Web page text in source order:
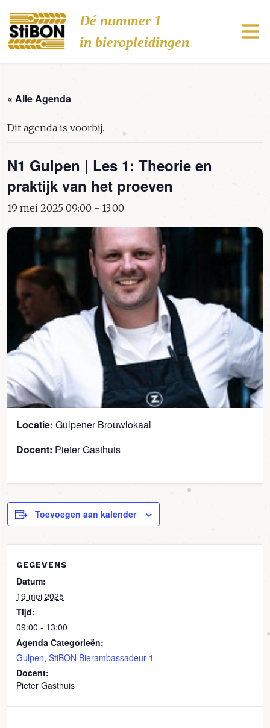
Stibon
Dé nummer 1
in bieropleidingen
« Alle Agenda
Dit agenda is voorbij.
N1 Gulpen | Les 1: Theorie en
praktijk van het proeven
19 mei 2025 09:00 - 13:00
Locatie: Gulpener Brouwlokaal
Docent: Pieter Gasthuis
Toevoegen aan kalender
GEGEVENS
Datum:
19 mei 2025
Tijd:
09:00 - 13:00
Agenda Categorieën:
Gulpen, StiBON Bierambassadeur 1
Docent:
Pieter Gasthuis